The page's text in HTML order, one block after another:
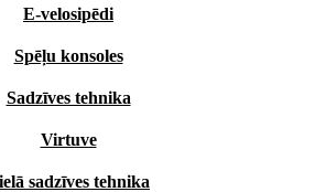
E-velosipēdi
Spēļu konsoles
Sadzīves tehnika
Virtuve
sadzīves tehnika